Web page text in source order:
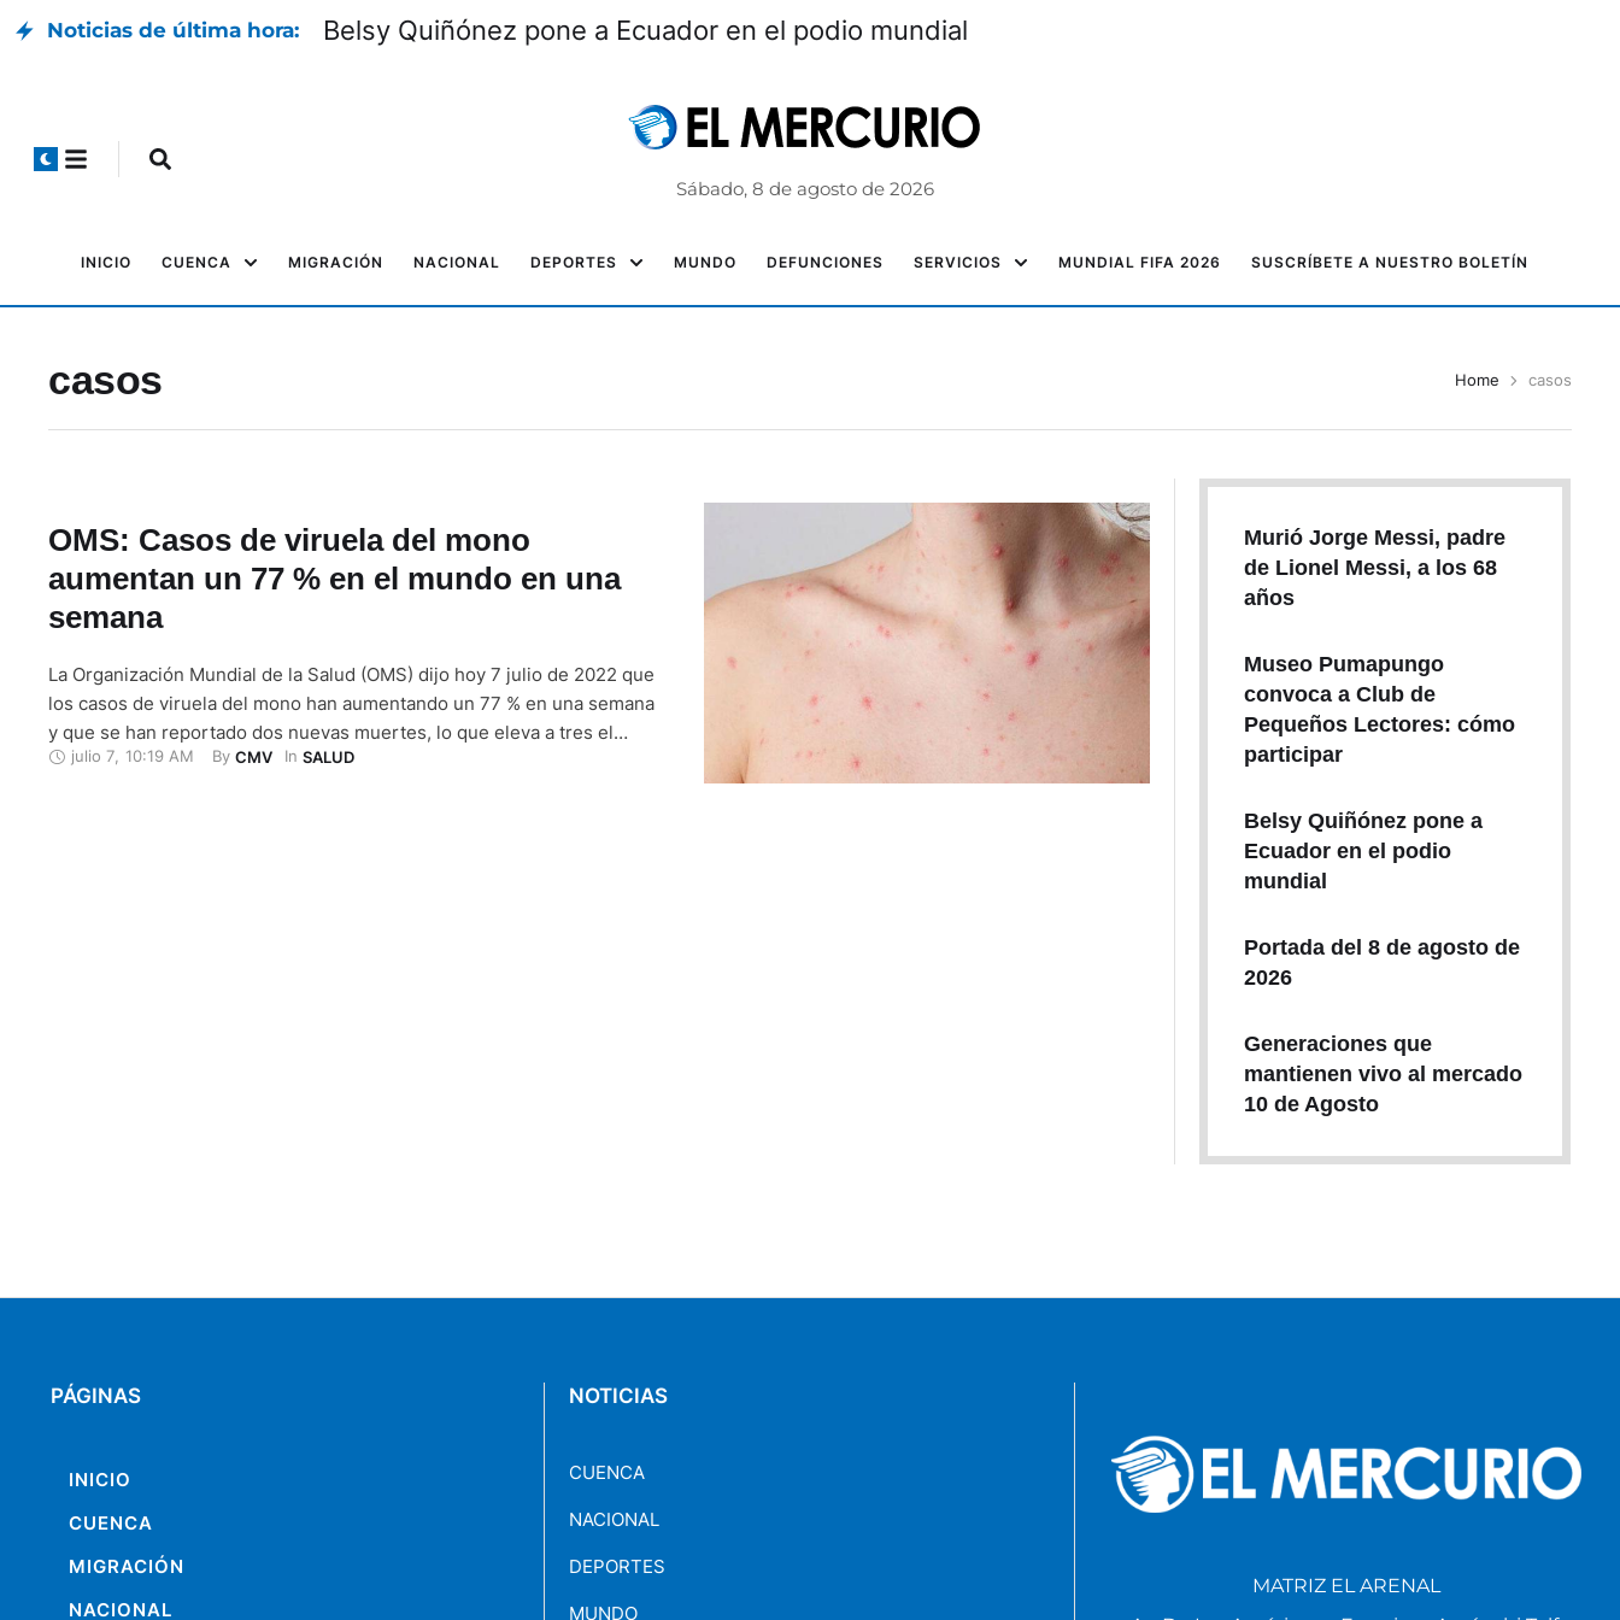
Noticias de última hora: Belsy Quiñónez pone a Ecuador en el podio mundial
Sábado, 8 de agosto de 2026
INICIO CUENCA MIGRACIÓN NACIONAL DEPORTES MUNDO DEFUNCIONES SERVICIOS MUNDIAL FIFA 2026 SUSCRÍBETE A NUESTRO BOLETÍN
casos Home casos
OMS: Casos de viruela del mono
aumentan un 77 % en el mundo en una
semana
La Organización Mundial de la Salud (OMS) dijo hoy 7 julio de 2022 que
los casos de viruela del mono han aumentando un 77 % en una semana
y que se han reportado dos nuevas muertes, lo que eleva a tres el
número de decesos en el mundo desde que se informó de este brote …
julio 7 10:19 AM By CMV In SALUD
Murió Jorge Messi, padre
de Lionel Messi, a los 68
años
Museo Pumapungo
convoca a Club de
Pequeños Lectores: cómo
participar
Belsy Quiñónez pone a
Ecuador en el podio
mundial
Portada del 8 de agosto de
2026
Generaciones que
mantienen vivo al mercado
10 de Agosto
PÁGINAS
INICIO
CUENCA
MIGRACIÓN
NACIONAL
NOTICIAS
CUENCA
NACIONAL
DEPORTES
MUNDO
MATRIZ EL ARENAL